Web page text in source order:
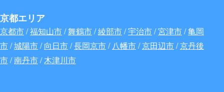
京都エリア
京都市/福知山市/舞鶴市/綾部市/宇治市/宮津市/亀岡
市/城陽市/向日市/長岡京市/ 八幡市/京田辺市/京丹後
市/南丹市/木津川市